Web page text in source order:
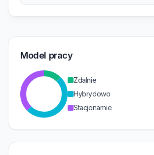
Model pracy
Zdalnie
Hybrydowo
Stacjonarnie